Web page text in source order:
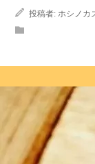
投稿者: ホシノカ